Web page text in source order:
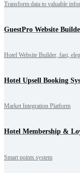
Transform data to valuable
GuestPro Website
Hotel Website Builder, fast,
Hotel Upsell Booking
Market Integration Platform
Hotel Membership &
Smart points system